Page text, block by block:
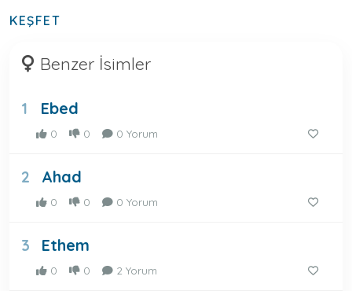
KEŞFET
Benzer İsimler
1 Ebed
0 0 0 Yorum
2 Ahad
0 0 0 Yorum
3 Ethem
0 0 2 Yorum